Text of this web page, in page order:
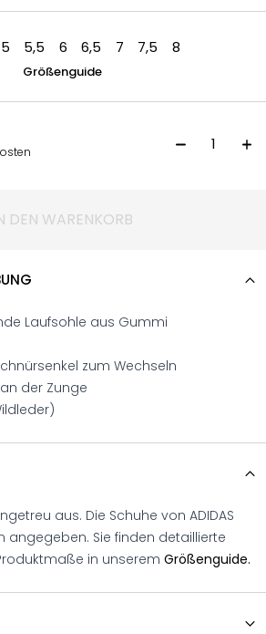
5 5,5 6 6,5 7 7,5 8
Größenguide
DEN WARENKORB
Laufsohle aus Gummi
zum Wechseln
der Zunge
aus. Die Schuhe von ADIDAS
angegeben. Sie finden detaillierte
in unserem Größenguide.